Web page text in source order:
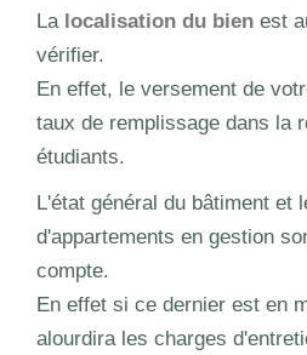
La localisation du bien est
vérifier.
En effet, le versement de
taux de remplissage dans la
étudiants.
L'état général du bâtiment et
d'appartements en gestion
compte.
En effet si ce dernier est en
alourdira les charges